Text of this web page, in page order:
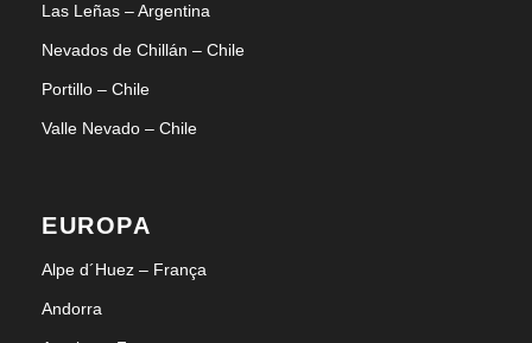
Las Leñas – Argentina
Nevados de Chillán – Chile
Portillo – Chile
Valle Nevado – Chile
EUROPA
Alpe d´Huez – França
Andorra